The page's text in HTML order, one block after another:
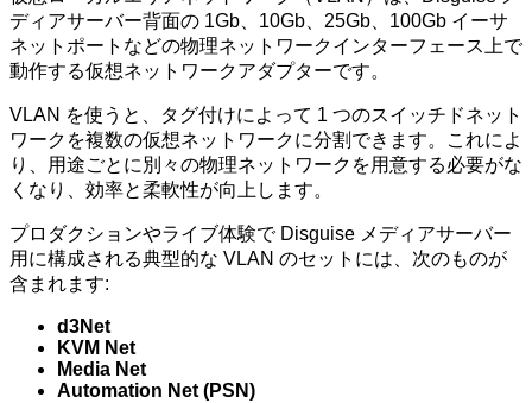
ディアサーバー背面の 1Gb、10Gb、25Gb、100Gb イーサ
ネットポートなどの物理ネットワークインターフェース上で
動作する仮想ネットワークアダプターです。
VLAN を使うと、タグ付けによって 1 つのスイッチドネット
ワークを複数の仮想ネットワークに分割できます。これによ
り、用途ごとに別々の物理ネットワークを用意する必要がな
くなり、効率と柔軟性が向上します。
プロダクションやライブ体験で Disguise メディアサーバー
用に構成される典型的な VLAN のセットには、次のものが
含まれます:
d3Net
KVM Net
Media Net
Automation Net (PSN)